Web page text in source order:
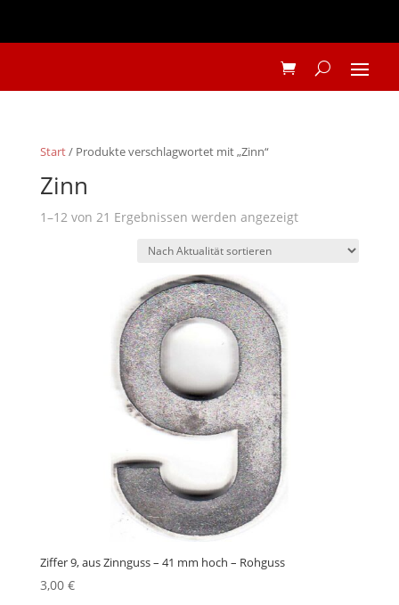
Start/ Produkte verschlagwortet mit „Zinn“
Zinn
1–12 von 21 Ergebnissen werden angezeigtNach
Ziffer 9, aus Zinnguss – 41 mm hoch – Rohguss
3,00 €